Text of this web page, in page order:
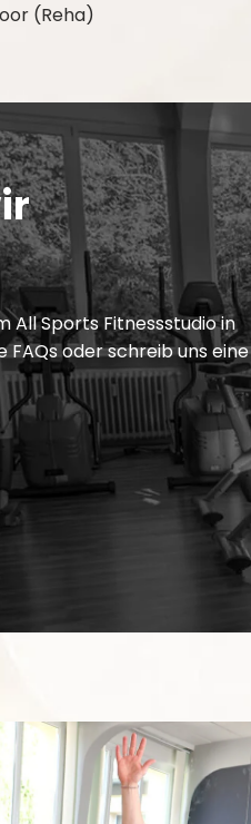
(Reha)
All Sports Fitnessstudio in
FAQs oder schreib uns eine